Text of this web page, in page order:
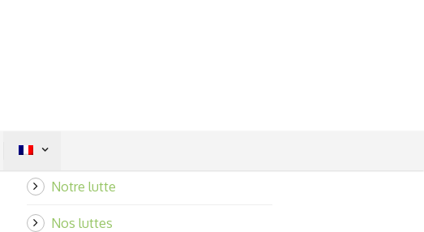
Notre lutte
Nos luttes